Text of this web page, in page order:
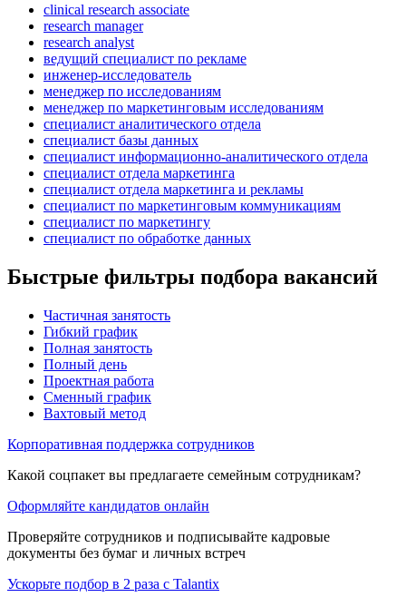
clinical research associate
research manager
research analyst
ведущий специалист по рекламе
инженер-исследователь
менеджер по исследованиям
менеджер по маркетинговым исследованиям
специалист аналитического отдела
специалист базы данных
специалист информационно-аналитического отдела
специалист отдела маркетинга
специалист отдела маркетинга и рекламы
специалист по маркетинговым коммуникациям
специалист по маркетингу
специалист по обработке данных
Быстрые фильтры подбора вакансий
Частичная занятость
Гибкий график
Полная занятость
Полный день
Проектная работа
Сменный график
Вахтовый метод
Корпоративная поддержка сотрудников
Какой соцпакет вы предлагаете семейным сотрудникам?
Оформляйте кандидатов онлайн
Проверяйте сотрудников и подписывайте кадровые
документы без бумаг и личных встреч
Ускорьте подбор в 2 раза с Talantix